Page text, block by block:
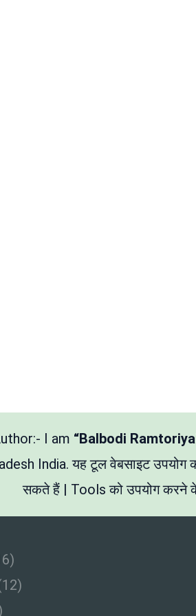
I am “Balbodi
India. यह टूल वेबसाइट उपयोग
सकते हैं | Tools को उपयोग करने